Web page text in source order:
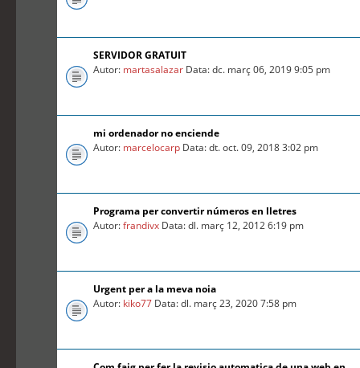
SERVIDOR GRATUIT
Autor: martasalazar Data: dc. març 06, 2019 9:05 pm
mi ordenador no enciende
Autor: marcelocarp Data: dt. oct. 09, 2018 3:02 pm
Programa per convertir números en lletres
Autor:frandivx Data: dl. març 12, 2012 6:19 pm
Urgent per a la meva noia
Autor: kiko77 Data: dl. març 23, 2020 7:58 pm